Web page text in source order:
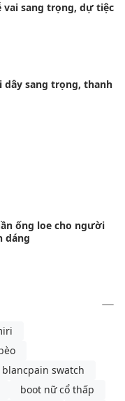
vai sang trọng, dự tiệc
dây sang trọng, thanh
ống loe cho người
dáng
blancpain swatch
boot nữ cổ thấp